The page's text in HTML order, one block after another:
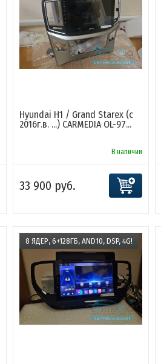
Hyundai H1 / Grand Starex (с
2016г.в. ...) CARMEDIA OL-97...
В наличии
33 900 руб.
8 ЯДЕР, 6+128ГБ, AND10, DSP, 4G!